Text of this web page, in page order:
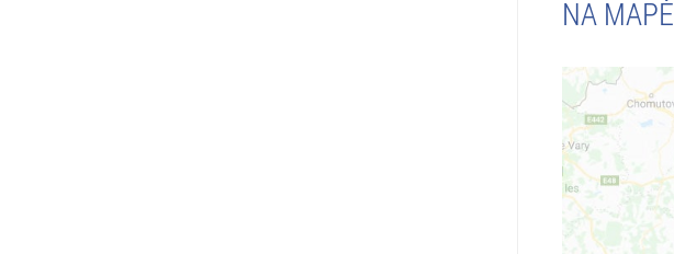
NA MAPĚ